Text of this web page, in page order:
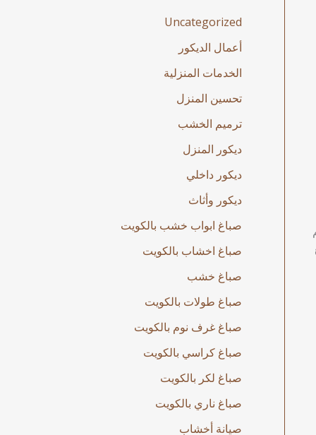
Uncategorized
أعمال الديكور
الخدمات المنزلية
تحسين المنزل
ترميم الخشب
ديكور المنزل
ديكور داخلي
ديكور وأثاث
صباغ ابواب خشب بالكويت
صباغ اخشاب بالكويت
صباغ خشب
صباغ طولات بالكويت
صباغ غرف نوم بالكويت
صباغ كراسي بالكويت
صباغ لكر بالكويت
صباغ ناري بالكويت
صيانة أخشاب